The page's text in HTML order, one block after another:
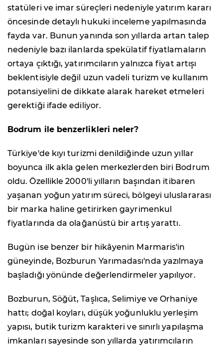
statüleri ve imar süreçleri nedeniyle yatırım kararı
öncesinde detaylı hukuki inceleme yapılmasında
fayda var. Bunun yanında son yıllarda artan talep
nedeniyle bazı ilanlarda spekülatif fiyatlamaların
ortaya çıktığı, yatırımcıların yalnızca fiyat artışı
beklentisiyle değil uzun vadeli turizm ve kullanım
potansiyelini de dikkate alarak hareket etmeleri
gerektiği ifade ediliyor.
Bodrum ile benzerlikleri neler?
Türkiye'de kıyı turizmi denildiğinde uzun yıllar
boyunca ilk akla gelen merkezlerden biri Bodrum
oldu. Özellikle 2000'li yılların başından itibaren
yaşanan yoğun yatırım süreci, bölgeyi uluslararası
bir marka haline getirirken gayrimenkul
fiyatlarında da olağanüstü bir artış yarattı.
Bugün ise benzer bir hikâyenin Marmaris'in
güneyinde, Bozburun Yarımadası'nda yazılmaya
başladığı yönünde değerlendirmeler yapılıyor.
Bozburun, Söğüt, Taşlıca, Selimiye ve Orhaniye
hattı; doğal koyları, düşük yoğunluklu yerleşim
yapısı, butik turizm karakteri ve sınırlı yapılaşma
imkanları sayesinde son yıllarda yatırımcıların